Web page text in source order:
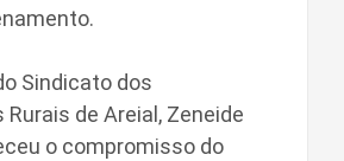
Sindicato dos
de Areial, Zeneide
o compromisso do